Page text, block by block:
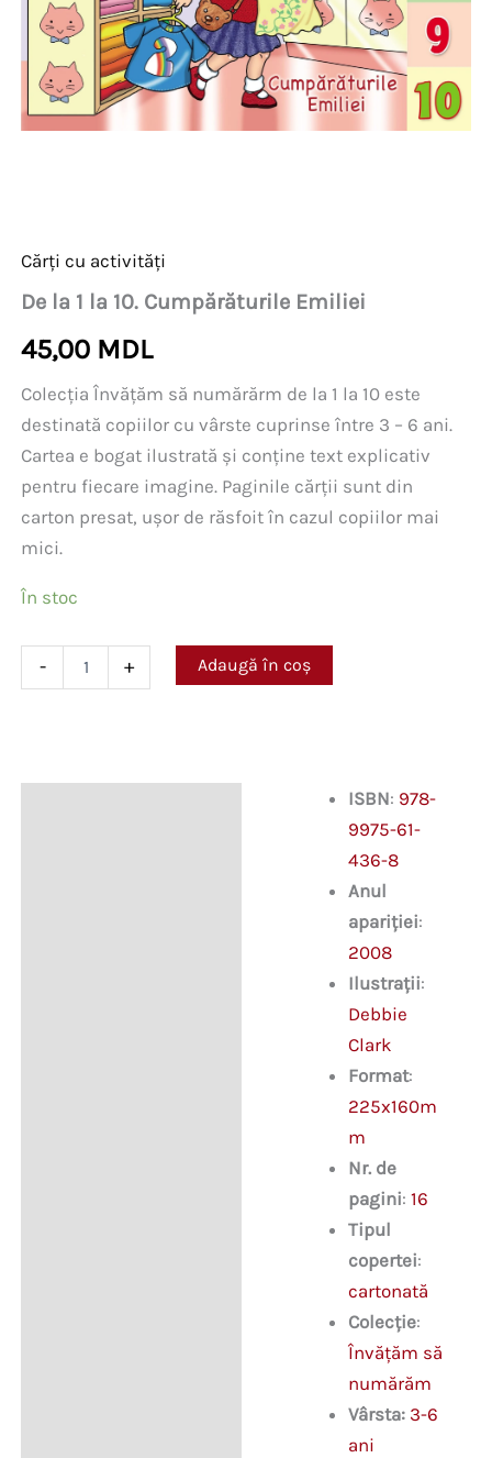
Cărți cu activități
De la 1 la 10. Cumpărăturile Emiliei
45,00 MDL
Colecţia Învăţăm să numărărm de la 1 la 10 este
destinată copiilor cu vârste cuprinse între 3 – 6 ani.
Cartea e bogat ilustrată şi conţine text explicativ
pentru fiecare imagine. Paginile cărţii sunt din
carton presat, uşor de răsfoit în cazul copiilor mai
mici.
În stoc
-
Cumpărăturile
+ Adaugă în coș
ISBN: 978-
9975-61-
436-8
Anul
apariției:
2008
Ilustrații:
Debbie
Clark
Format:
225x160m
m
Nr. de
pagini: 16
Tipul
copertei:
cartonată
Colecție:
Învăţăm să
numărăm
Vârsta:3-6
ani